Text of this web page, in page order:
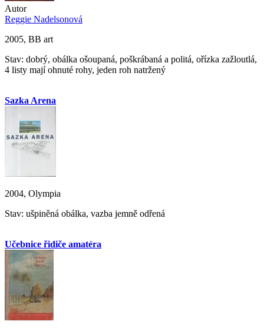
Autor
Reggie Nadelsonová
2005, BB art
Stav: dobrý, obálka ošoupaná, poškrábaná a politá, ořízka zažloutlá,
4 listy mají ohnuté rohy, jeden roh natržený
Sazka Arena
2004, Olympia
Stav: ušpiněná obálka, vazba jemně odřená
Učebnice řidiče amatéra